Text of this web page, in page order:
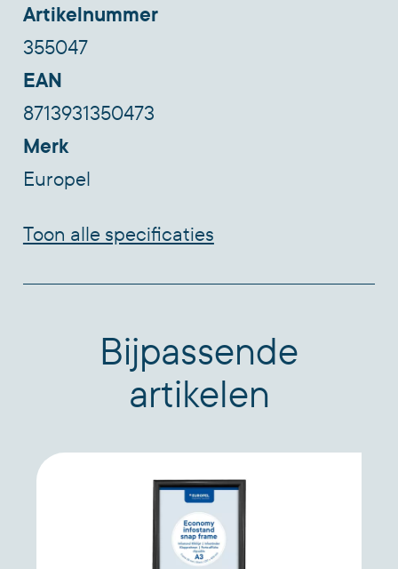
tegen vuil en vocht. Standaard is
eenvoudig te monteren, handleiding zit
in de verpakking. De kliklijst kan zowel
staand als liggend worden geplaatst.
Artikelnummer
355047
EAN
8713931350473
Merk
Europel
Toon alle specificaties
Bijpassende
artikelen